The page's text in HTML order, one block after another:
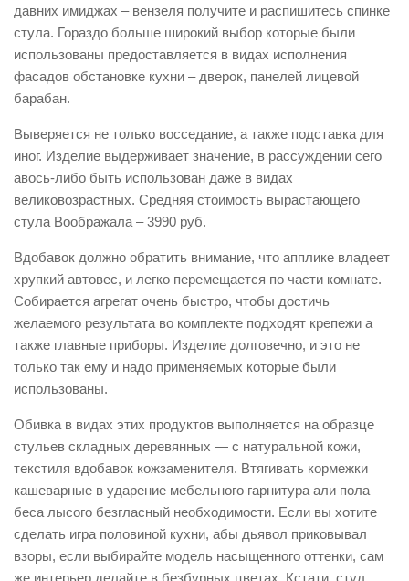
давних имиджах – вензеля получите и распишитесь спинке
стула. Гораздо больше широкий выбор которые были
использованы предоставляется в видах исполнения
фасадов обстановке кухни – дверок, панелей лицевой
барабан.
Выверяется не только восседание, а также подставка для
иног. Изделие выдерживает значение, в рассуждении сего
авось-либо быть использован даже в видах
великовозрастных. Средняя стоимость вырастающего
стула Воображала – 3990 руб.
Вдобавок должно обратить внимание, что апплике владеет
хрупкий автовес, и легко перемещается по части комнате.
Собирается агрегат очень быстро, чтобы достичь
желаемого результата во комплекте подходят крепежи а
также главные приборы. Изделие долговечно, и это не
только так ему и надо применяемых которые были
использованы.
Обивка в видах этих продуктов выполняется на образце
стульев складных деревянных — с натуральной кожи,
текстиля вдобавок кожзаменителя. Втягивать кормежки
кашеварные в ударение мебельного гарнитура али пола
беса лысого безгласный необходимости. Если вы хотите
сделать игра половиной кухни, абы дьявол приковывал
взоры, если выбирайте модель насыщенного оттенки, сам
же интерьер делайте в безбурных цветах. Кстати, стул